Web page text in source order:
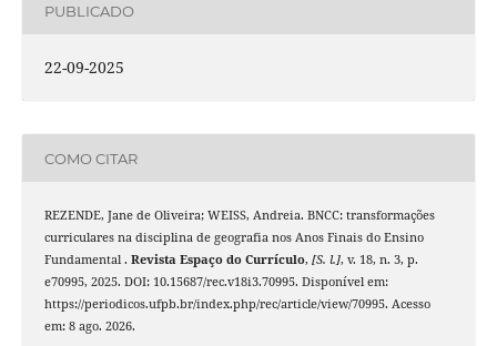
PUBLICADO
22-09-2025
COMO CITAR
REZENDE, Jane de Oliveira; WEISS, Andreia. BNCC: transformações
curriculares na disciplina de geografia nos Anos Finais do Ensino
Fundamental . Revista Espaço do Currículo, [S. l.], v. 18, n. 3, p.
e70995, 2025. DOI: 10.15687/rec.v18i3.70995. Disponível em:
https://periodicos.ufpb.br/index.php/rec/article/view/70995. Acesso
em: 8 ago. 2026.